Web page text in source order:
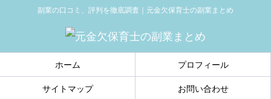
副業の口コミ、評判を徹底調査｜元金欠保育士の副業まとめ
ホーム プロフィール
サイトマップ お問い合わせ